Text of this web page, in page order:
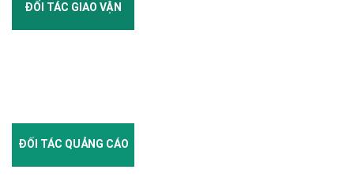
ĐỐI TÁC GIAO VẬN
ĐỐI TÁC QUẢNG CÁO